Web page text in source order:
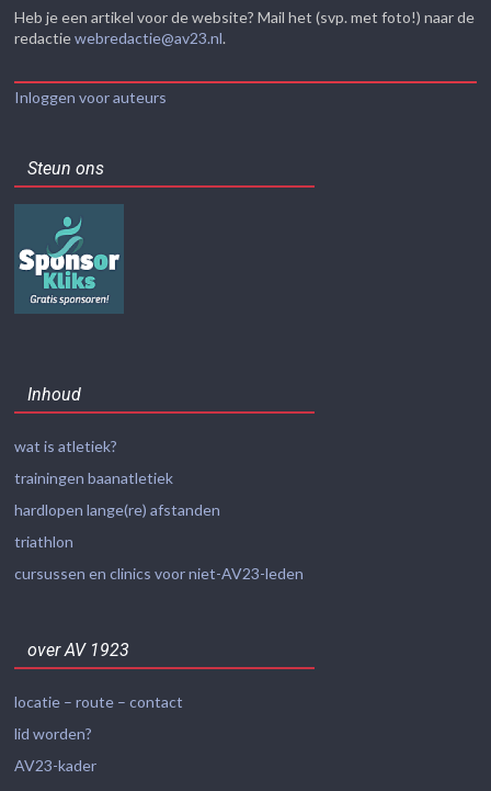
Heb je een artikel voor de website? Mail het (svp. met foto!) naar de
redactiewebredactie@av23.nl.
Inloggen voor auteurs
Steun ons
Inhoud
wat is atletiek?
trainingen baanatletiek
hardlopen lange(re) afstanden
triathlon
cursussen en clinics voor niet-AV23-leden
over AV 1923
locatie – route – contact
lid worden?
AV23-kader